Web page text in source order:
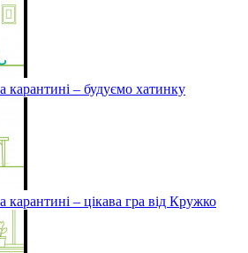
карантині – будуємо хатинку
– цікава гра від Кружко